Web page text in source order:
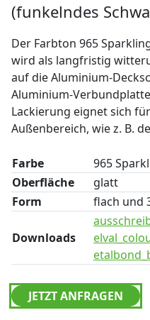
(funkelndes
Der Farbton 965
wird als langfristig
auf die Aluminium-
Aluminium-
Lackierung eignet sich
Außenbereich, wie z. B.
Farbe
965
Oberfläche
glatt
Form
flach und
Downloads
JETZT ANFRAGEN